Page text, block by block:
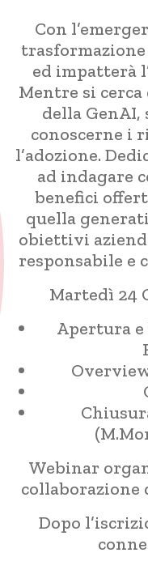
Con
trasformazione
ed impatterà
Mentre si
della GenAI,
conoscerne i
l’adozione.
ad indagare
benefici
quella
obiettivi
responsabile e
Martedì 24
Apertura
Webinar
collaborazione
Dopo